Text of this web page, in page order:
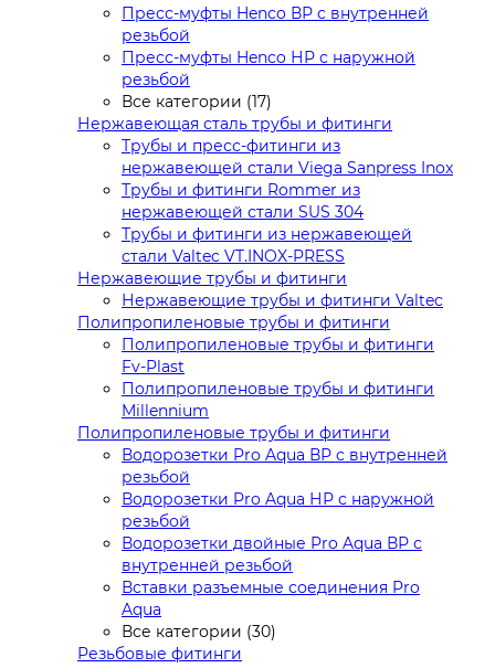
Пресс-муфты Henco ВР с внутренней
резьбой
Пресс-муфты Henco НР с наружной
резьбой
Все категории (17)
Нержавеющая сталь трубы и фитинги
Трубы и пресс-фитинги из
нержавеющей стали Viega Sanpress Inox
Трубы и фитинги Rommer из
нержавеющей стали SUS 304
Трубы и фитинги из нержавеющей
стали Valtec VT.INOX-PRESS
Нержавеющие трубы и фитинги
Нержавеющие трубы и фитинги Valtec
Полипропиленовые трубы и фитинги
Полипропиленовые трубы и фитинги
Fv-Plast
Полипропиленовые трубы и фитинги
Millennium
Полипропиленовые трубы и фитинги
Водорозетки Pro Aqua ВР с внутренней
резьбой
Водорозетки Pro Aqua НР с наружной
резьбой
Водорозетки двойные Pro Aqua ВР с
внутренней резьбой
Вставки разъемные соединения Pro
Aqua
Все категории (30)
Резьбовые фитинги